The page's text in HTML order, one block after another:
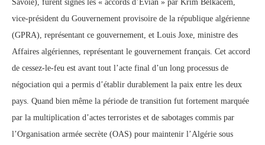
Savoie), furent signés les « accords d’Evian » par Krim Belkacem,
vice-président du Gouvernement provisoire de la république algérienne
(GPRA), représentant ce gouvernement, et Louis Joxe, ministre des
Affaires algériennes, représentant le gouvernement français. Cet accord
de cessez-le-feu est avant tout l’acte final d’un long processus de
négociation qui a permis d’établir durablement la paix entre les deux
pays. Quand bien même la période de transition fut fortement marquée
par la multiplication d’actes terroristes et de sabotages commis par
l’Organisation armée secrète (OAS) pour maintenir l’Algérie sous